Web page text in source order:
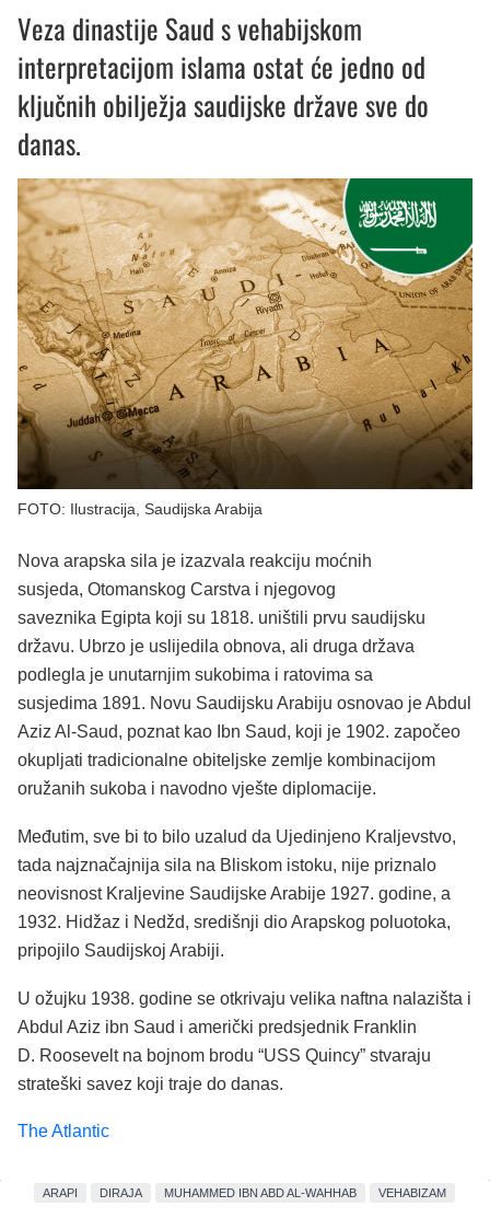
Veza dinastije Saud s vehabijskom
interpretacijom islama ostat će jedno od
ključnih obilježja saudijske države sve do
danas.
FOTO: Ilustracija, Saudijska Arabija
Nova arapska sila je izazvala reakciju moćnih
susjeda, Otomanskog Carstva i njegovog
saveznika Egipta koji su 1818. uništili prvu saudijsku
državu. Ubrzo je uslijedila obnova, ali druga država
podlegla je unutarnjim sukobima i ratovima sa
susjedima 1891. Novu Saudijsku Arabiju osnovao je Abdul
Aziz Al-Saud, poznat kao Ibn Saud, koji je 1902. započeo
okupljati tradicionalne obiteljske zemlje kombinacijom
oružanih sukoba i navodno vješte diplomacije.
Međutim, sve bi to bilo uzalud da Ujedinjeno Kraljevstvo,
tada najznačajnija sila na Bliskom istoku, nije priznalo
neovisnost Kraljevine Saudijske Arabije 1927. godine, a
1932. Hidžaz i Nedžd, središnji dio Arapskog poluotoka,
pripojilo Saudijskoj Arabiji.
U ožujku 1938. godine se otkrivaju velika naftna nalazišta i
Abdul Aziz ibn Saud i američki predsjednik Franklin
D. Roosevelt na bojnom brodu “USS Quincy” stvaraju
strateški savez koji traje do danas.
The Atlantic
ARAPI DIRAJA MUHAMMED IBN ABD AL-WAHHAB VEHABIZAM